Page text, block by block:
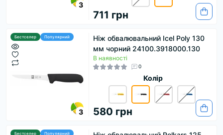
3
711 грн
Бестселер Популярний
3
Ніж обвалювальний Icel Poly 130
мм чорний 24100.3918000.130
В наявності
0
Колір
580 грн
Бестселер Популярний